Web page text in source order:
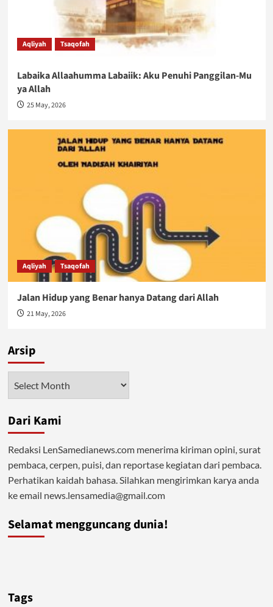
Aqliyah Tsaqofah
Labaika Allaahumma Labaiik: Aku Penuhi Panggilan-Mu
ya Allah
25 May, 2026
Aqliyah Tsaqofah
Jalan Hidup yang Benar hanya Datang dari Allah
21 May, 2026
Arsip
Dari Kami
Redaksi LenSamedianews.com menerima kiriman opini, surat
pembaca, cerpen, puisi, dan reportase kegiatan dari pembaca.
Perhatikan kaidah bahasa. Silahkan mengirimkan karya anda
ke email news.lensamedia@gmail.com
Selamat mengguncang dunia!
Tags